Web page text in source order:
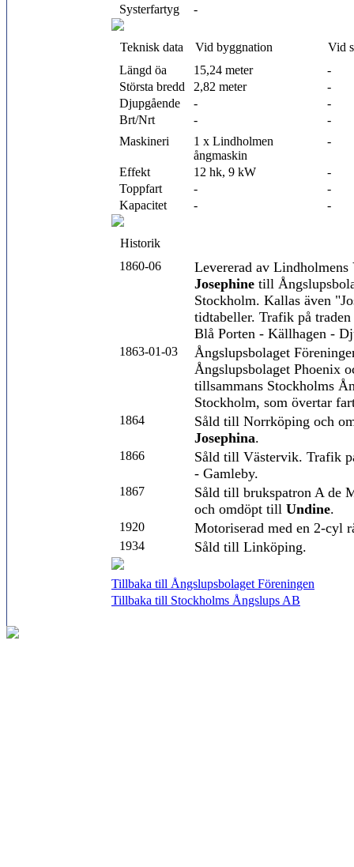
Systerfartyg
-
Teknisk data Vid byggnation
Vid
Längd öa
15,24 meter
-
Största bredd
2,82 meter
-
Djupgående
-
-
Brt/Nrt
-
-
Maskineri
1 x Lindholmen
ångmaskin
-
Effekt 12 hk, 9 kW
-
Toppfart
-
-
Kapacitet
- -
Historik
1860-06
Levererad av Lindholmens
Josephine till
Stockholm. Kallas även
tidtabeller. Trafik på
Blå Porten - Källhagen -
1863-01-03
Ångslupsbolaget
Ångslupsbolaget Phoenix
tillsammans Stockholms
Stockholm, som övertar
1864
Såld till Norrköping och
Josephina.
1866
Såld till Västervik. Trafik
- Gamleby.
1867
Såld till brukspatron A de
och omdöpt till Undine.
1920 Motoriserad med en 2-cyl
1934 Såld till Linköping.
Tillbaka till Ångslupsbolaget Föreningen
Tillbaka till Stockholms Ångslups AB